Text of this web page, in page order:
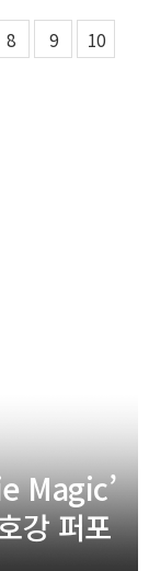
8 9
10
Magic’
강 퍼포